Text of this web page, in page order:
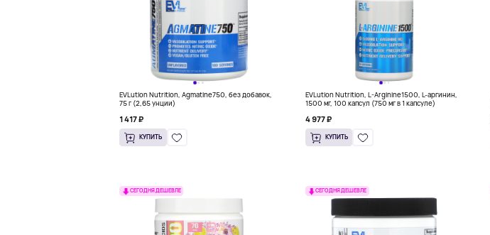
EVLution Nutrition, Agmatine750, без добавок,
75 г (2,65 унции)
1 417 ₽
КУПИТЬ
EVLution Nutrition, L-Arginine1500, L-аргинин,
1500 мг, 100 капсул (750 мг в 1 капсуле)
4 977 ₽
КУПИТЬ
СЕГОДНЯ ДЕШЕВЛЕ СЕГОДНЯ ДЕШЕВЛЕ